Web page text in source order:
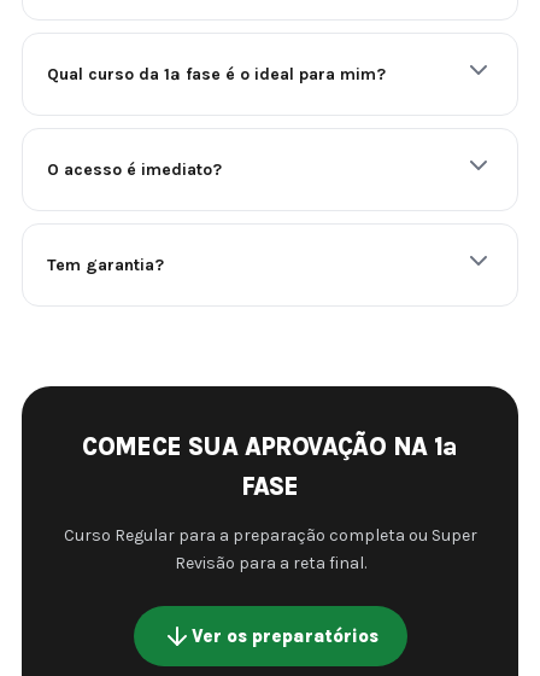
Qual curso da 1ª fase é o ideal para mim?
O acesso é imediato?
Tem garantia?
COMECE SUA APROVAÇÃO NA 1ª
FASE
Curso Regular para a preparação completa ou Super
Revisão para a reta final.
Ver os preparatórios